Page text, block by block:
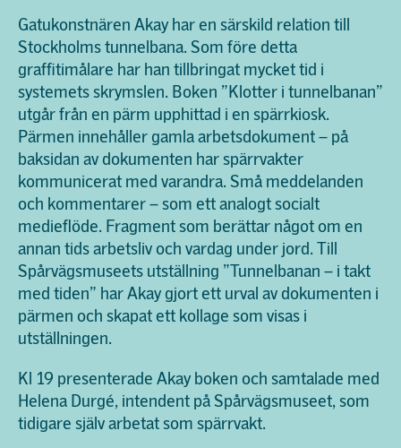
Gatukonstnären Akay har en särskild relation till
Stockholms tunnelbana. Som före detta
graffitimålare har han tillbringat mycket tid i
systemets skrymslen. Boken ”Klotter i tunnelbanan”
utgår från en pärm upphittad i en spärrkiosk.
Pärmen innehåller gamla arbetsdokument – på
baksidan av dokumenten har spärrvakter
kommunicerat med varandra. Små meddelanden
och kommentarer – som ett analogt socialt
medieflöde. Fragment som berättar något om en
annan tids arbetsliv och vardag under jord. Till
Spårvägsmuseets utställning ”Tunnelbanan – i takt
med tiden” har Akay gjort ett urval av dokumenten i
pärmen och skapat ett kollage som visas i
utställningen.
Kl 19 presenterade Akay boken och samtalade med
Helena Durgé, intendent på Spårvägsmuseet, som
tidigare själv arbetat som spärrvakt.